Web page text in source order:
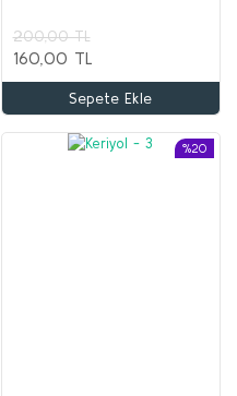
200,00 TL
160,00 TL
Sepete Ekle
%20